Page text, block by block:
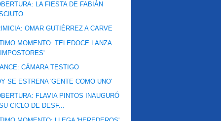
LA FIESTA DE FABIÁN
OMAR GUTIÉRREZ A CARVE
MOMENTO: TELEDOCE LANZA
CÁMARA TESTIGO
SE ESTRENA 'GENTE COMO UNO'
FLAVIA PINTOS INAUGURÓ
CICLO DE DESF...